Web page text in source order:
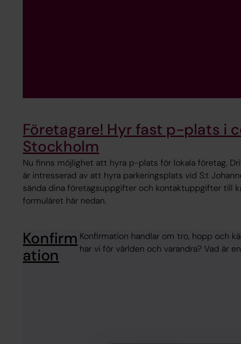
Företagare! Hyr fast p-plats i
Stockholm
Nu finns möjlighet att hyra p-plats för lokala företag.
är intresserad av att hyra parkeringsplats vid S:t
sända dina företagsuppgifter och kontaktuppgifter till
formuläret här nedan.
Konfirm
ation
Konfirmation handlar om tro, hopp och
har vi för världen och varandra? Vad är